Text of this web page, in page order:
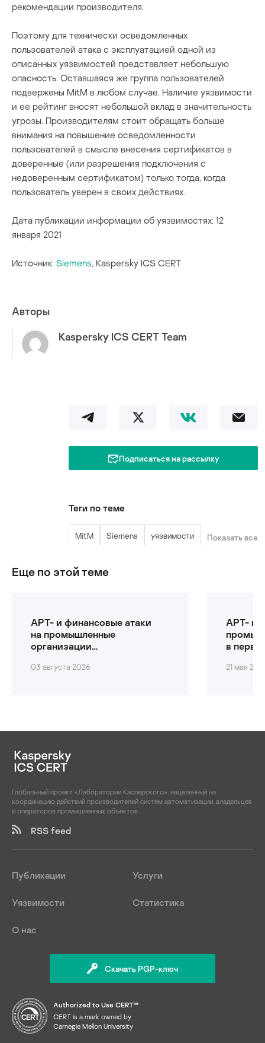
рекомендации производителя.
Поэтому для технически осведомленных
пользователей атака с эксплуатацией одной из
описанных уязвимостей представляет небольшую
опасность. Оставшаяся же группа пользователей
подвержены MitM в любом случае. Наличие уязвимости
и ее рейтинг вносят небольшой вклад в значительность
угрозы. Производителям стоит обращать больше
внимания на повышение осведомленности
пользователей в смысле внесения сертификатов в
доверенные (или разрешения подключения с
недоверенным сертификатом) только тогда, когда
пользователь уверен в своих действиях.
Дата публикации информации об уязвимостях: 12
января 2021
Источник: Siemens, Kaspersky ICS CERT
Авторы
Kaspersky ICS CERT Team
Подписаться на рассылку
Теги по теме
MitM Siemens уязвимости Показать все
Еще по этой теме
APT- и финансовые атаки
на промышленные
организации
2026 года
03 августа 2026
APT- и
в
21 мая
Глобальный проект «Лаборатории Касперского», нацеленный на
координацию действий производителей систем автоматизации, владельцев
и операторов промышленных объектов
RSS feed
Публикации Услуги
Уязвимости Статистика
О нас
Скачать PGP-ключ
Authorized to Use CERT™
CERT is a mark owned by
Carnegie Mellon University